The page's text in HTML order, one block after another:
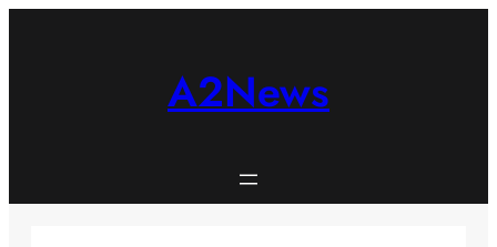
A2News